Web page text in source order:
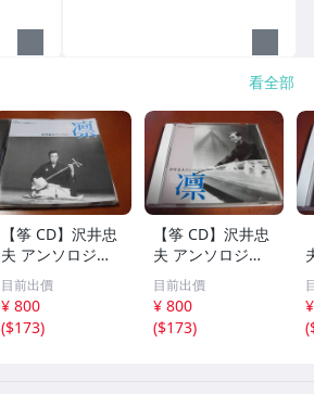
看全部
【筝 CD】沢井忠
夫 アンソロジー
「凜」からの分売
沢井忠夫作品集
ライブ 風衣、水
の声、枯野砧、五
目前出價
¥ 800
($173)
【筝 CD】沢井忠
夫 アンソロジー
「凜」からの分売
沢井忠夫 作品集
第三集 “光る海”
（限定販売） 200
目前出價
¥ 800
($173)
(